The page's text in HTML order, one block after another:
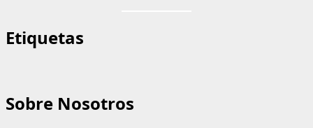
Etiquetas
Sobre Nosotros